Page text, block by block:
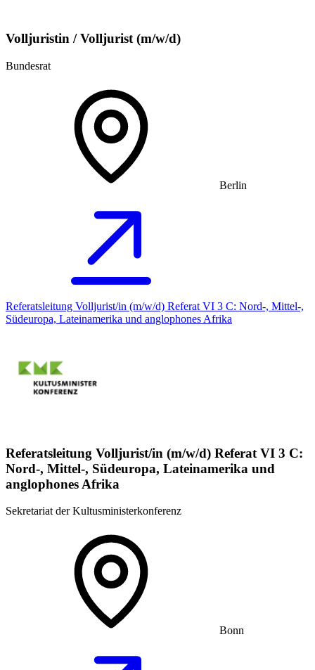
Volljuristin / Volljurist (m/w/d)
Bundesrat
Berlin
Referatsleitung Volljurist/in (m/w/d) Referat VI 3 C: Nord-, Mittel-,
Südeuropa, Lateinamerika und anglophones Afrika
Referatsleitung Volljurist/in (m/w/d) Referat VI 3 C:
Nord-, Mittel-, Südeuropa, Lateinamerika und
anglophones Afrika
Sekretariat der Kultusministerkonferenz
Bonn